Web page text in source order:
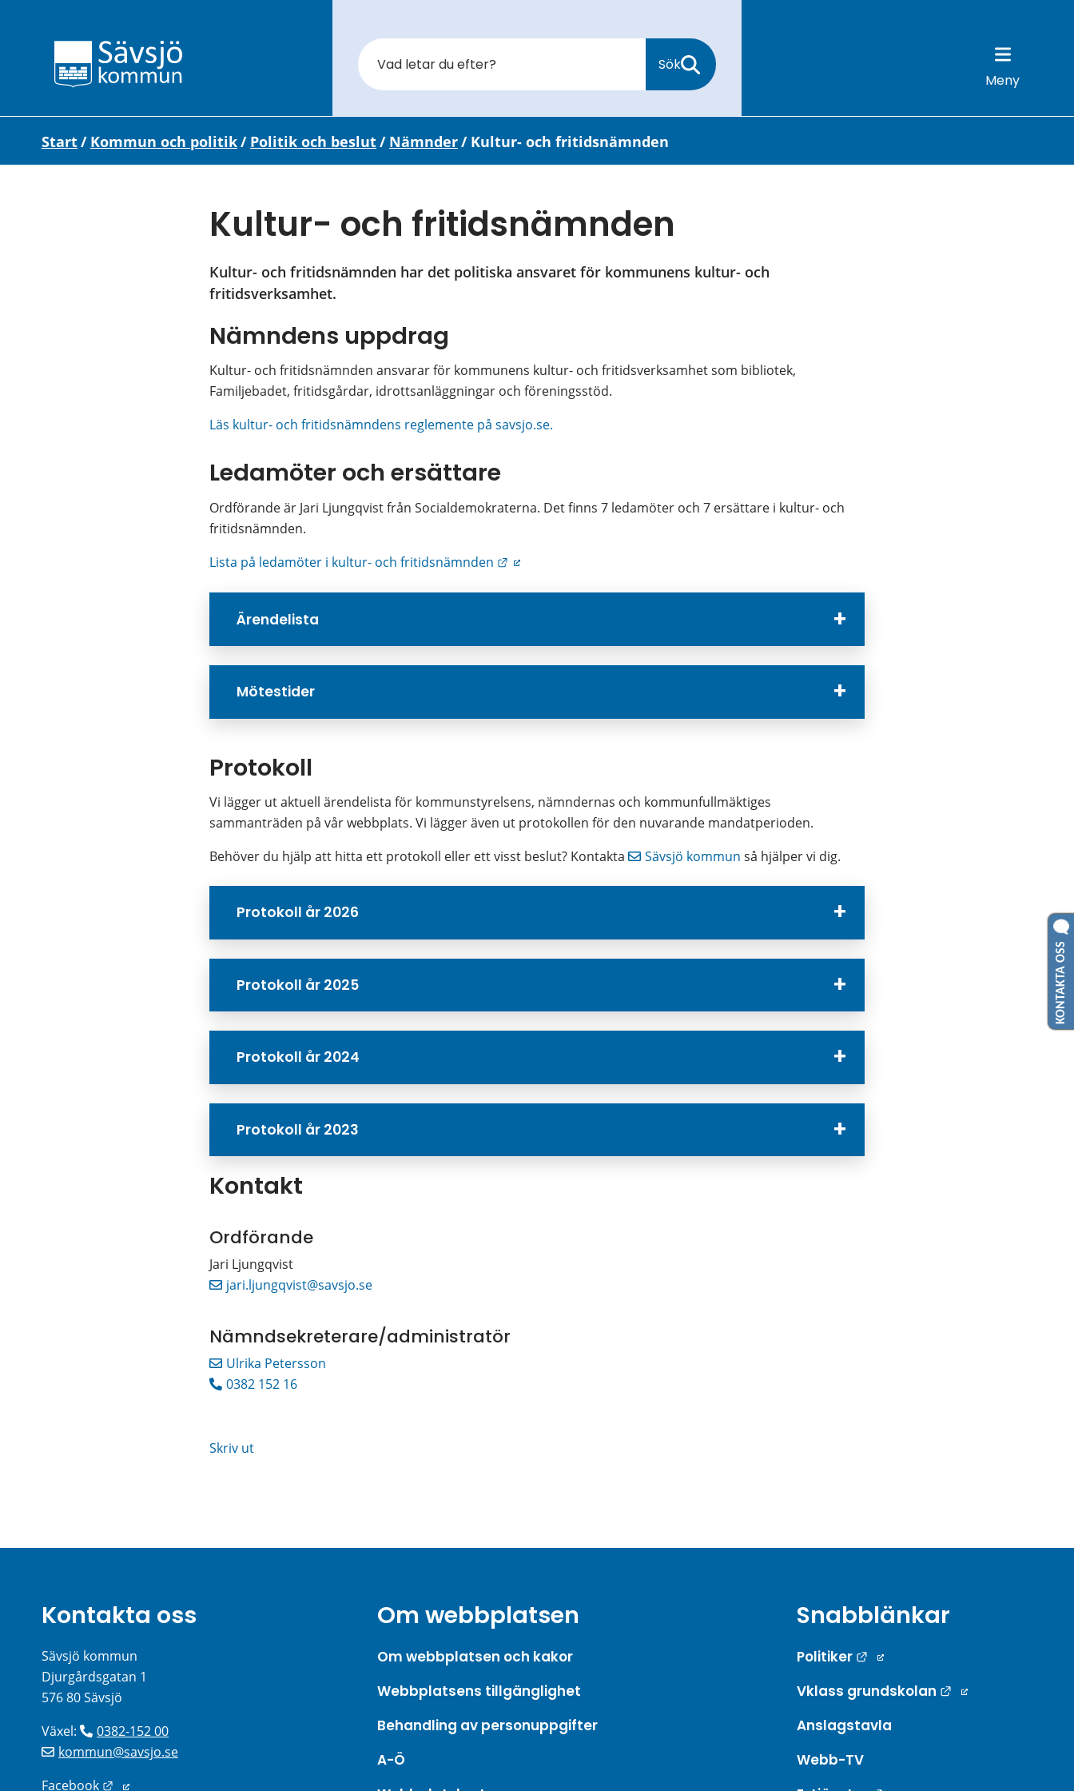
Sök
Meny
Start/ Kommun och politik/ Politik och beslut/ Nämnder/ Kultur- och fritidsnämnden
Kultur- och fritidsnämnden
Kultur- och fritidsnämnden har det politiska ansvaret för kommunens kultur- och
fritidsverksamhet.
Nämndens uppdrag
Kultur- och fritidsnämnden ansvarar för kommunens kultur- och fritidsverksamhet som bibliotek,
Familjebadet, fritidsgårdar, idrottsanläggningar och föreningsstöd.
Läs kultur- och fritidsnämndens reglemente på savsjo.se.
Ledamöter och ersättare
Ordförande är Jari Ljungqvist från Socialdemokraterna. Det finns 7 ledamöter och 7 ersättare i kultur- och
fritidsnämnden.
Lista på ledamöter i kultur- och fritidsnämnden
Länk till annan webbplats.
Ärendelista
Mötestider
Protokoll
Vi lägger ut aktuell ärendelista för kommunstyrelsens, nämndernas och kommunfullmäktiges
sammanträden på vår webbplats. Vi lägger även ut protokollen för den nuvarande mandatperioden.
Behöver du hjälp att hitta ett protokoll eller ett visst beslut? Kontakta
Sävsjö kommun så hjälper vi dig.
Protokoll år 2026
Protokoll år 2025
Protokoll år 2024
Protokoll år 2023
Kontakt
Ordförande
Jari Ljungqvist
jari.ljungqvist@savsjo.se
Nämndsekreterare/administratör
Ulrika Petersson
0382 152 16
Skriv ut
Kontakta oss
Sävsjö kommun
Djurgårdsgatan 1
576 80 Sävsjö
Växel:
0382-152 00
kommun@savsjo.se
Facebook
Länk till annan webbplats.
Om webbplatsen
Om webbplatsen och kakor
Webbplatsens tillgänglighet
Behandling av personuppgifter
A-Ö
Snabblänkar
Politiker
Länk till annan webbplats.
Vklass grundskolan
Länk till annan
Anslagstavla
Webb-TV
KONTAKTA OSS